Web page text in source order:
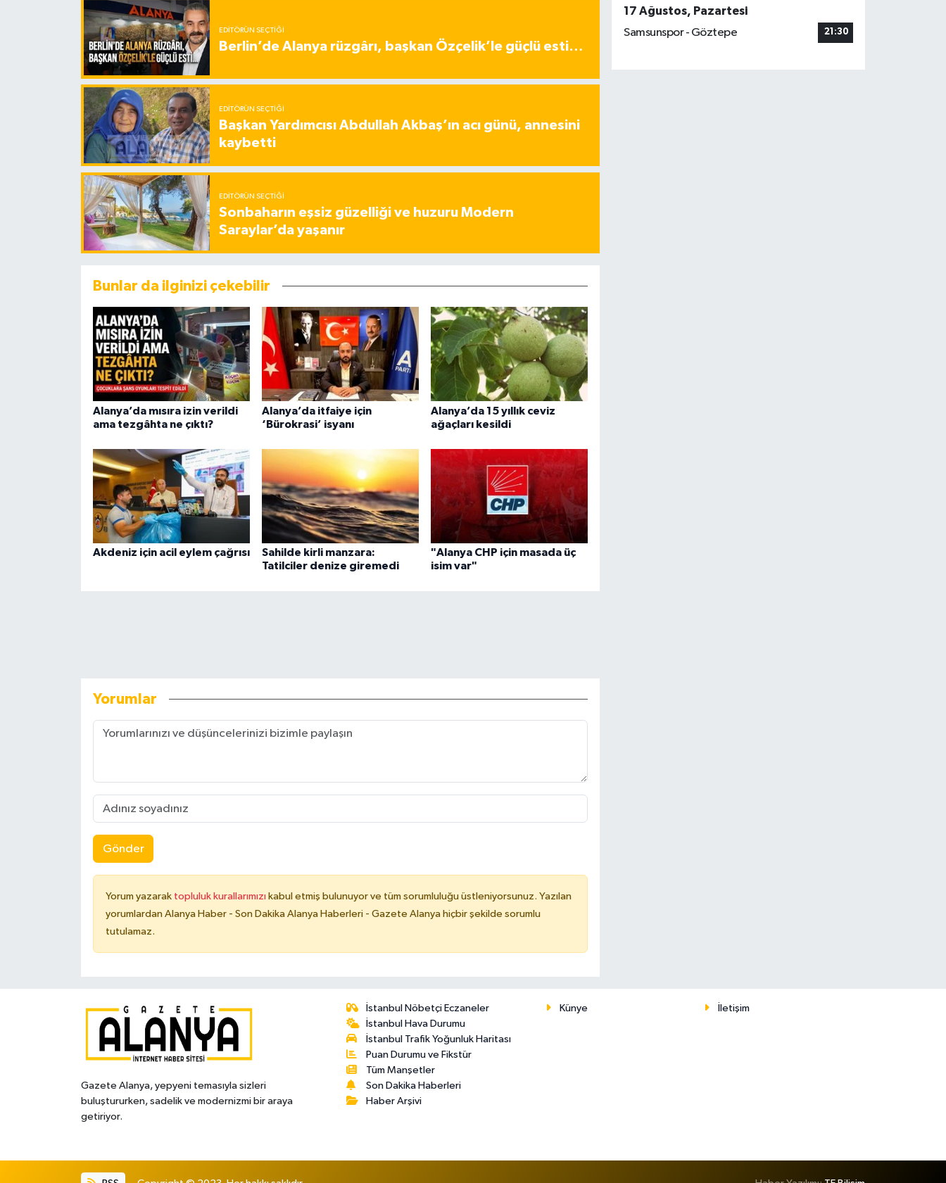
EDITÖRÜN SEÇTIĞI
Berlin’de Alanya rüzgârı, başkan Özçelik’le güçlü esti…
EDITÖRÜN SEÇTIĞI
Başkan Yardımcısı Abdullah Akbaş’ın acı günü, annesini
kaybetti
EDITÖRÜN SEÇTIĞI
Sonbaharın eşsiz güzelliği ve huzuru Modern
Saraylar’da yaşanır
Bunlar da ilginizi çekebilir
Alanya’da mısıra izin verildi
ama tezgâhta ne çıktı?
Alanya’da itfaiye için
‘Bürokrasi’ isyanı
Alanya’da 15 yıllık ceviz
ağaçları kesildi
Akdeniz için acil eylem çağrısı
Sahilde kirli manzara:
Tatilciler denize giremedi
"Alanya CHP için masada üç
isim var"
Yorumlar
Gönder
Yorum yazarak topluluk kurallarımızı kabul etmiş bulunuyor ve tüm sorumluluğu üstleniyorsunuz. Yazılan
yorumlardan Alanya Haber - Son Dakika Alanya Haberleri - Gazete Alanya hiçbir şekilde sorumlu
tutulamaz.
17 Ağustos, Pazartesi
Samsunspor - Göztepe
21:30
Gazete Alanya, yepyeni temasıyla sizleri
buluştururken, sadelik ve modernizmi bir araya
getiriyor.
İstanbul Nöbetçi Eczaneler
İstanbul Hava Durumu
İstanbul Trafik Yoğunluk Haritası
Puan Durumu ve Fikstür
Tüm Manşetler
Son Dakika Haberleri
Haber Arşivi
Künye İletişim